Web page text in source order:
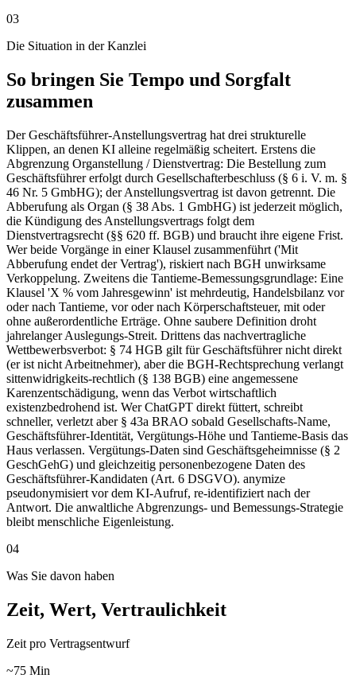
03
Die Situation in der Kanzlei
So bringen Sie Tempo und Sorgfalt
zusammen
Der Geschäftsführer-Anstellungsvertrag hat drei strukturelle
Klippen, an denen KI alleine regelmäßig scheitert. Erstens die
Abgrenzung Organstellung / Dienstvertrag: Die Bestellung zum
Geschäftsführer erfolgt durch Gesellschafterbeschluss (§ 6 i. V. m. §
46 Nr. 5 GmbHG); der Anstellungsvertrag ist davon getrennt. Die
Abberufung als Organ (§ 38 Abs. 1 GmbHG) ist jederzeit möglich,
die Kündigung des Anstellungsvertrags folgt dem
Dienstvertragsrecht (§§ 620 ff. BGB) und braucht ihre eigene Frist.
Wer beide Vorgänge in einer Klausel zusammenführt ('Mit
Abberufung endet der Vertrag'), riskiert nach BGH unwirksame
Verkoppelung. Zweitens die Tantieme-Bemessungsgrundlage: Eine
Klausel 'X % vom Jahresgewinn' ist mehrdeutig, Handelsbilanz vor
oder nach Tantieme, vor oder nach Körperschaftsteuer, mit oder
ohne außerordentliche Erträge. Ohne saubere Definition droht
jahrelanger Auslegungs-Streit. Drittens das nachvertragliche
Wettbewerbsverbot: § 74 HGB gilt für Geschäftsführer nicht direkt
(er ist nicht Arbeitnehmer), aber die BGH-Rechtsprechung verlangt
sittenwidrigkeits-rechtlich (§ 138 BGB) eine angemessene
Karenzentschädigung, wenn das Verbot wirtschaftlich
existenzbedrohend ist. Wer ChatGPT direkt füttert, schreibt
schneller, verletzt aber § 43a BRAO sobald Gesellschafts-Name,
Geschäftsführer-Identität, Vergütungs-Höhe und Tantieme-Basis das
Haus verlassen. Vergütungs-Daten sind Geschäftsgeheimnisse (§ 2
GeschGehG) und gleichzeitig personenbezogene Daten des
Geschäftsführer-Kandidaten (Art. 6 DSGVO). anymize
pseudonymisiert vor dem KI-Aufruf, re-identifiziert nach der
Antwort. Die anwaltliche Abgrenzungs- und Bemessungs-Strategie
bleibt menschliche Eigenleistung.
04
Was Sie davon haben
Zeit, Wert, Vertraulichkeit
Zeit pro Vertragsentwurf
~75 Min